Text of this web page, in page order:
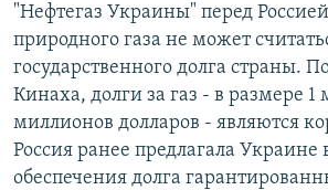
Все сайты РСЕ/РС
"Нефтегаз Украины" перед
природного газа не может
государственного долга страны.
Кинаха, долги за газ - в размере 1
миллионов долларов - являются
Россия ранее предлагала Украине
обеспечения долга